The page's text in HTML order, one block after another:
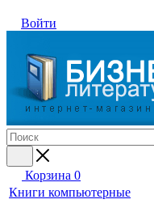
Войти
Корзина 0
Книги компьютерные